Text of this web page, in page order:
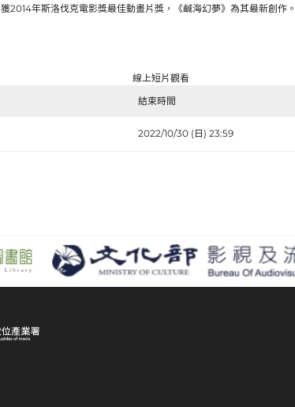
獲2014年斯洛伐克電影獎最佳動畫片獎，《鹹海幻夢》為其最新創作。
線上短片觀看
結束時間
2022/10/30 (日) 23:59